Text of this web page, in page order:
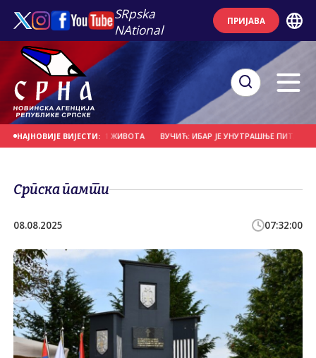
SRpska
NAtional
ПРИЈАВА
НАЈНОВИЈЕ ВИЈЕСТИ:
ОДНИО 111 ЖИВОТА ВУЧИЋ: ИБАР ЈЕ УНУТРАШЊЕ ПИТАЊЕ
Српска памти
08.08.2025 07:32:00